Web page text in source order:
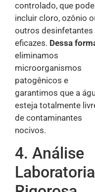
controlado, que pode
incluir cloro, ozônio
outros desinfetantes
eficazes. Dessa
eliminamos
microorganismos
patogênicos e
garantimos que a
esteja totalmente
de contaminantes
nocivos.
4. Análise